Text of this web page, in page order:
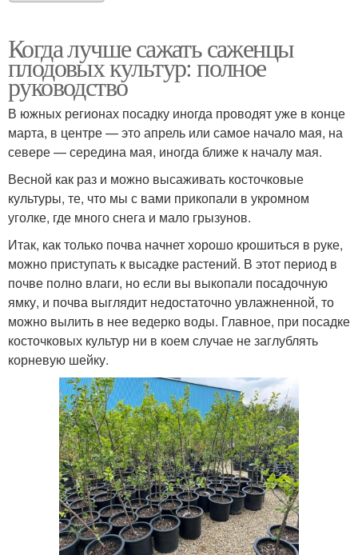
Когда лучше сажать саженцы
плодовых культур: полное
руководство
В южных регионах посадку иногда проводят уже в конце
марта, в центре — это апрель или самое начало мая, на
севере — середина мая, иногда ближе к началу мая.
Весной как раз и можно высаживать косточковые
культуры, те, что мы с вами прикопали в укромном
уголке, где много снега и мало грызунов.
Итак, как только почва начнет хорошо крошиться в руке,
можно приступать к высадке растений. В этот период в
почве полно влаги, но если вы выкопали посадочную
ямку, и почва выглядит недостаточно увлажненной, то
можно вылить в нее ведерко воды. Главное, при посадке
косточковых культур ни в коем случае не заглублять
корневую шейку.